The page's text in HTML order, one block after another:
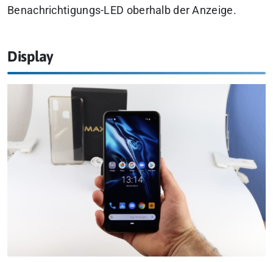
Benachrichtigungs-LED oberhalb der Anzeige.
Display